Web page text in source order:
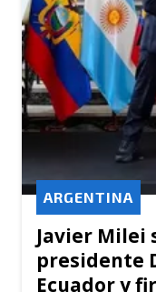
Javier Milei
presidente
Ecuador y
ARGENTINA